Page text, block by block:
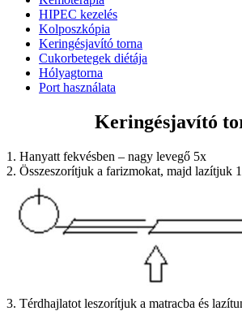
HIPEC kezelés
Kolposzkópia
Keringésjavító torna
Cukorbetegek diétája
Hólyagtorna
Port használata
Keringésjavító
1. Hanyatt fekvésben – nagy levegő 5x
2. Összeszorítjuk a farizmokat, majd lazítjuk
3. Térdhajlatot leszorítjuk a matracba és